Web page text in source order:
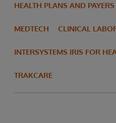
HEALTH PLANS AND PAYERS
MEDTECH CLINICAL
INTERSYSTEMS IRIS FOR
TRAKCARE